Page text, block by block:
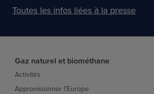
Toutes les infos liées à la presse
Gaz naturel et biométhane
Activités
Approvisionner l'Europe